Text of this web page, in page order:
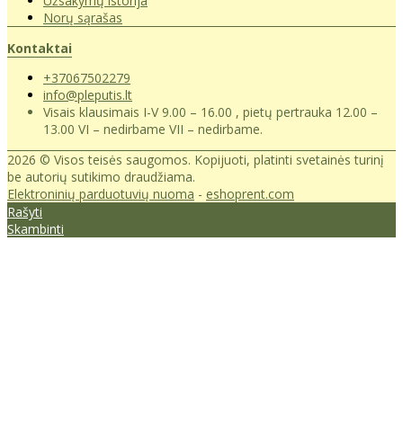
Norų sąrašas
Kontaktai
+37067502279
info@pleputis.lt
Visais klausimais I-V 9.00 – 16.00 , pietų pertrauka 12.00 –
13.00 VI – nedirbame VII – nedirbame.
2026 © Visos teisės saugomos. Kopijuoti, platinti svetainės turinį
be autorių sutikimo draudžiama.
Elektroninių parduotuvių nuoma - eshoprent.com
Rašyti
Skambinti